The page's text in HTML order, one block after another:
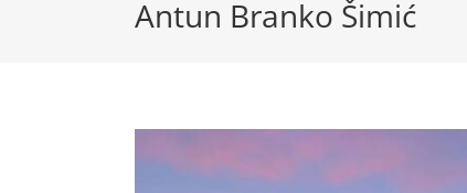
Antun Branko Šimić